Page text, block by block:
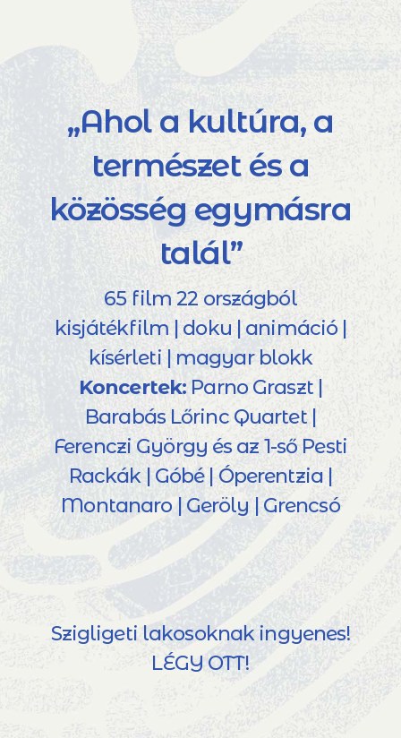
„Ahol a kultúra, a
természet és a
közösség egymásra
talál”
65 film 22 országból
kisjátékfilm | doku | animáció |
kísérleti | magyar blokk
Koncertek: Parno Graszt |
Barabás Lőrinc Quartet |
Ferenczi György és az 1-ső Pesti
Rackák | Góbé | Óperentzia |
Montanaro | Geröly | Grencsó
Szigligeti lakosoknak ingyenes!
LÉGY OTT!